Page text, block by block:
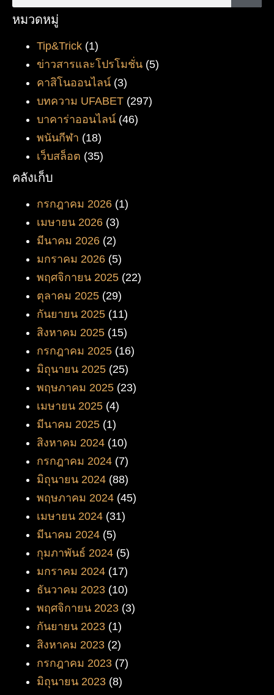
หมวดหมู่
Tip&Trick (1)
ข่าวสารและโปรโมชั่น (5)
คาสิโนออนไลน์ (3)
บทความ UFABET (297)
บาคาร่าออนไลน์ (46)
พนันกีฬา (18)
เว็บสล็อต (35)
คลังเก็บ
กรกฎาคม 2026 (1)
เมษายน 2026 (3)
มีนาคม 2026 (2)
มกราคม 2026 (5)
พฤศจิกายน 2025 (22)
ตุลาคม 2025 (29)
กันยายน 2025 (11)
สิงหาคม 2025 (15)
กรกฎาคม 2025 (16)
มิถุนายน 2025 (25)
พฤษภาคม 2025 (23)
เมษายน 2025 (4)
มีนาคม 2025 (1)
สิงหาคม 2024 (10)
กรกฎาคม 2024 (7)
มิถุนายน 2024 (88)
พฤษภาคม 2024 (45)
เมษายน 2024 (31)
มีนาคม 2024 (5)
กุมภาพันธ์ 2024 (5)
มกราคม 2024 (17)
ธันวาคม 2023 (10)
พฤศจิกายน 2023 (3)
กันยายน 2023 (1)
สิงหาคม 2023 (2)
กรกฎาคม 2023 (7)
มิถุนายน 2023 (8)